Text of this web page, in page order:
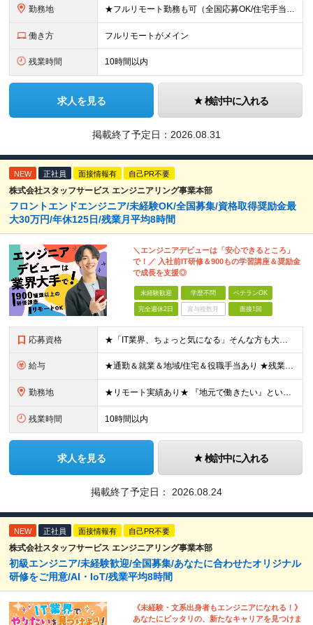
勤務地 ★フルリモート勤務も可（全国応募OK/住宅手当を支給します） ※案件によって常駐が必要になる場合があります。 ※希望がない限り、転勤はありません ※U・Iターン歓迎 ★ルトラの社員は全国各地で活躍中
働き方 フルリモートがメイン
残業時間 10時間以内
求人を見る 検討中に入れる
掲載終了予定日： 2026.08.31
NEW 正社員 面接情報有 自己PR不要
株式会社スタッフサービス エンジニアリング事業本部
フロントエンドエンジニア/未経験OK/全国募集/資格取得奨励金最
大30万円/年休125日/残業月平均8時間
＼エンジニアデビューは「安心できるところ」
で！／ 入社前IT研修＆900もの学習講座＆奨励金
で成長を支援◎
未経験歓迎 学歴不問 ベテランOK
完全週休2日 賞与複数月 面接1回
応募資格 ★「IT業界、ちょっと気になる」そんな方も大歓迎！ ■学歴不問 ■未経験・第二新卒歓迎 ■知識・経験はこれから身につけていければOK！ □■ステップアップ■□ 社内システム開発やインフラ構築などジャ
給与 ★通勤＆就業＆地域/住宅＆役職手当あり ★残業代は全額支給 ★選べる給与制度あり！ ■東京・神奈川・千葉・埼玉勤務の場合 月給24.5万円～55万円＋諸手当 （残業代は全額支給） (20,000円の
勤務地 ★リモート実績あり★ 『地元で働きたい』という希望に、業界トップクラス約7,000件の取引事業所数、90,000件以上のプロジェクトから検討をいたします。 全国の取引先での就業となります（沖縄を除
残業時間 10時間以内
求人を見る 検討中に入れる
掲載終了予定日： 2026.08.24
NEW 正社員 面接情報有 自己PR不要
株式会社スタッフサービス エンジニアリング事業本部
初級エンジニア/未経験歓迎/全国募集/あなたに合わせたオリジナル
研修をご用意/AI・IoT/残業平均8時間
《未経験・文系出身者もエンジニアになれる！》
あなたにピッタリの、新たなキャリアを見つけま